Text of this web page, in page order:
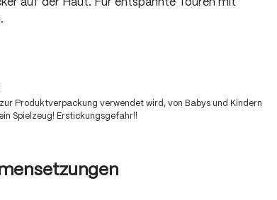
auf der Haut. Für entspannte Touren mit
Produktverpackung verwendet wird, von Babys und Kindern
Spielzeug! Erstickungsgefahr!!